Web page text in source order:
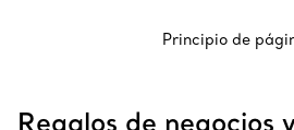
Principio de
Regalos de negocios